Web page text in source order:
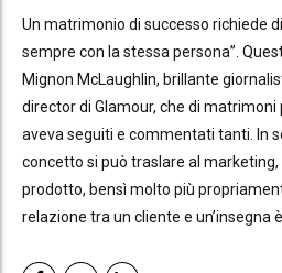
Un matrimonio di successo richiede
sempre con la stessa persona”.
Mignon McLaughlin, brillante
director di Glamour, che di matrimoni
aveva seguiti e commentati tanti. In
concetto si può traslare al marketing,
prodotto, bensì molto più
relazione tra un cliente e un’insegna